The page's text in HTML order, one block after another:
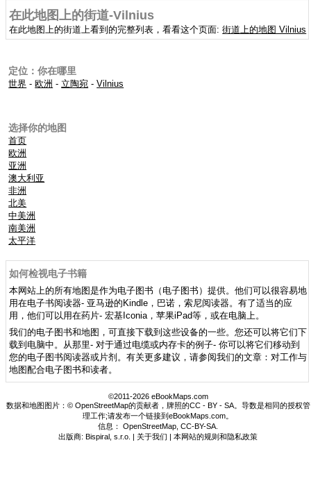
在此地图上的街道-Vilnius
在此地图上的街道上看到的完整列表，看看这个页面:街道上的地图 Vilnius
定位：你在哪里
世界 -欧洲 - 立陶宛 -Vilnius
选择你的地图
首页
欧洲
亚洲
澳大利亚
非洲
北美
中美洲
南美洲
太平洋
如何检视电子书籍
本网站上的所有地图是作为电子图书（电子图书）提供。他们可以很容易地
用在电子书阅读器- 亚马逊的Kindle，巴诺，索尼阅读器。有了适当的应
用，他们可以用在药片- 宏基Iconia，苹果iPad等，或在电脑上。
我们的电子图书和地图，可直接下载到这些设备的一些。您还可以将它们下
载到电脑中。从那里- 对于通过电缆或内存卡的例子- 你可以将它们移动到
您的电子图书阅读器或片剂。有关更多建议，请参阅我们的文章：对工作与
地图配合电子图书和读者。
©2011-2026 eBookMaps.com
数据和地图图片：© OpenStreetMap的贡献者，牌照的CC - BY - SA。导数是相同的授权管
理工作;请发布一个链接到eBookMaps.com。
信息：OpenStreetMap ,CC-BY-SA
出版商: Bispiral, s.r.o. | 关于我们 |本网站的规则和隐私政策